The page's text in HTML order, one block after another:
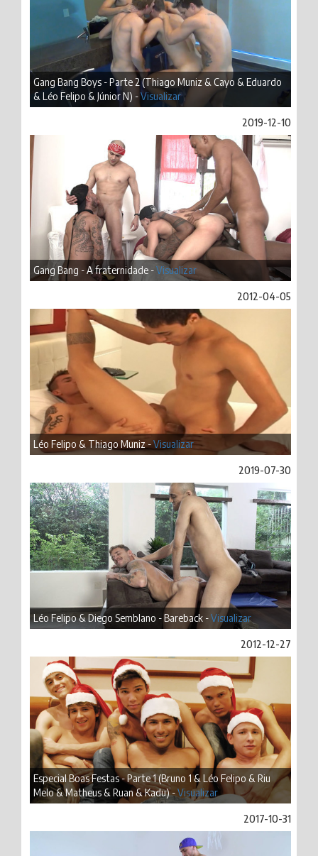
Gang Bang Boys - Parte 2 (Thiago Muniz & Cayo & Eduardo
& Léo Felipo & Júnior N) -Visualizar
2019-12-10
Gang Bang - A fraternidade -Visualizar
2012-04-05
Léo Felipo & Thiago Muniz -Visualizar
2019-07-30
Léo Felipo & Diego Semblano - Bareback -Visualizar
2012-12-27
Especial Boas Festas - Parte 1 (Bruno 1 & Léo Felipo & Riu
Melo & Matheus & Ruan & Kadu) -Visualizar
2017-10-31